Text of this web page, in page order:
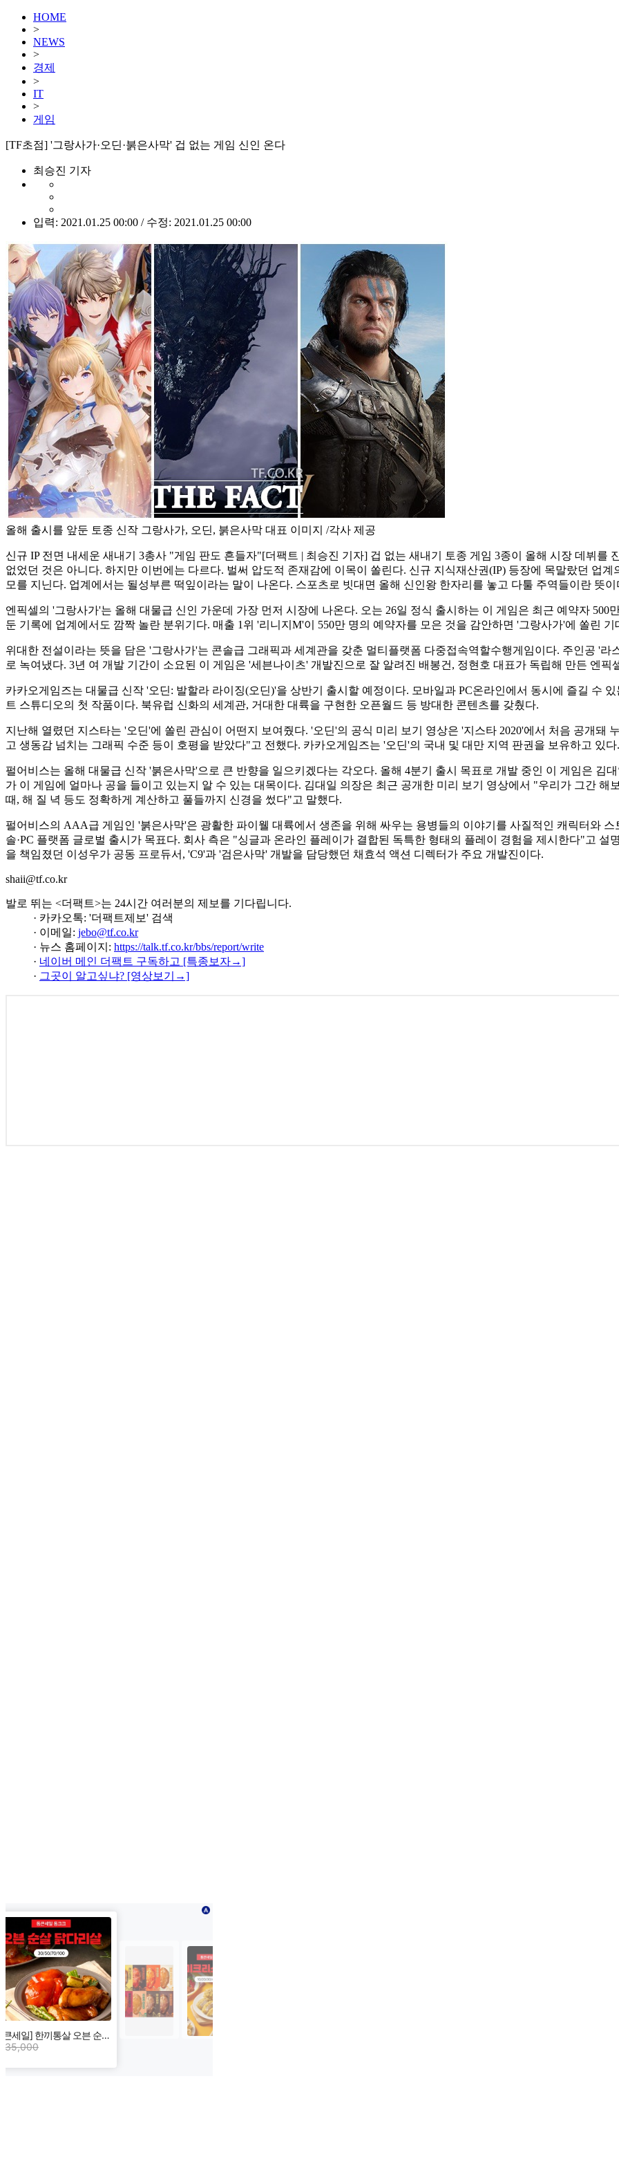
HOME
>
NEWS
>
경제
>
IT
>
게임
[TF초점] '그랑사가·오딘·붉은사막' 겁 없는 게임 신인 온다
최승진 기자
입력: 2021.01.25 00:00 / 수정: 2021.01.25 00:00
올해 출시를 앞둔 토종 신작 그랑사가, 오딘, 붉은사막 대표 이미지 /각사 제공
신규 IP 전면 내세운 새내기 3총사 "게임 판도 흔들자"[더팩트 | 최승진 기자] 겁 없는 새내기 토종 게임 3종이 올해 시장 데뷔를
없었던 것은 아니다. 하지만 이번에는 다르다. 벌써 압도적 존재감에 이목이 쏠린다. 신규 지식재산권(IP) 등장에 목말랐던 업
모를 지닌다. 업계에서는 될성부른 떡잎이라는 말이 나온다. 스포츠로 빗대면 올해 신인왕 한자리를 놓고 다툴 주역들이란 뜻이
엔픽셀의 '그랑사가'는 올해 대물급 신인 가운데 가장 먼저 시장에 나온다. 오는 26일 정식 출시하는 이 게임은 최근 예약자
둔 기록에 업계에서도 깜짝 놀란 분위기다. 매출 1위 '리니지M'이 550만 명의 예약자를 모은 것을 감안하면 '그랑사가'에 쏠린
위대한 전설이라는 뜻을 담은 '그랑사가'는 콘솔급 그래픽과 세계관을 갖춘 멀티플랫폼 다중접속역할수행게임이다. 주인공 '
로 녹여냈다. 3년 여 개발 기간이 소요된 이 게임은 '세븐나이츠' 개발진으로 잘 알려진 배봉건, 정현호 대표가 독립해 만든 엔픽
카카오게임즈는 대물급 신작 '오딘: 발할라 라이징(오딘)'을 상반기 출시할 예정이다. 모바일과 PC온라인에서 동시에 즐길 수
트 스튜디오의 첫 작품이다. 북유럽 신화의 세계관, 거대한 대륙을 구현한 오픈월드 등 방대한 콘텐츠를 갖췄다.
지난해 열렸던 지스타는 '오딘'에 쏠린 관심이 어떤지 보여줬다. '오딘'의 공식 미리 보기 영상은 '지스타 2020'에서 처음 공개돼
고 생동감 넘치는 그래픽 수준 등이 호평을 받았다"고 전했다. 카카오게임즈는 '오딘'의 국내 및 대만 지역 판권을 보유하고 있
펄어비스는 올해 대물급 신작 '붉은사막'으로 큰 반향을 일으키겠다는 각오다. 올해 4분기 출시 목표로 개발 중인 이 게임은 김
가 이 게임에 얼마나 공을 들이고 있는지 알 수 있는 대목이다. 김대일 의장은 최근 공개한 미리 보기 영상에서 "우리가 그간
때, 해 질 녁 등도 정확하게 계산하고 풀들까지 신경을 썼다"고 말했다.
펄어비스의 AAA급 게임인 '붉은사막'은 광활한 파이웰 대륙에서 생존을 위해 싸우는 용병들의 이야기를 사질적인 캐릭터와
솔·PC 플랫폼 글로벌 출시가 목표다. 회사 측은 "싱글과 온라인 플레이가 결합된 독특한 형태의 플레이 경험을 제시한다"고
을 책임졌던 이성우가 공동 프로듀서, 'C9'과 '검은사막' 개발을 담당했던 채효석 액션 디렉터가 주요 개발진이다.
shaii@tf.co.kr
발로 뛰는 <더팩트>는 24시간 여러분의 제보를 기다립니다.
· 카카오톡: '더팩트제보' 검색
· 이메일: jebo@tf.co.kr
· 뉴스 홈페이지: https://talk.tf.co.kr/bbs/report/write
· 네이버 메인 더팩트 구독하고 [특종보자→]
· 그곳이 알고싶냐? [영상보기→]